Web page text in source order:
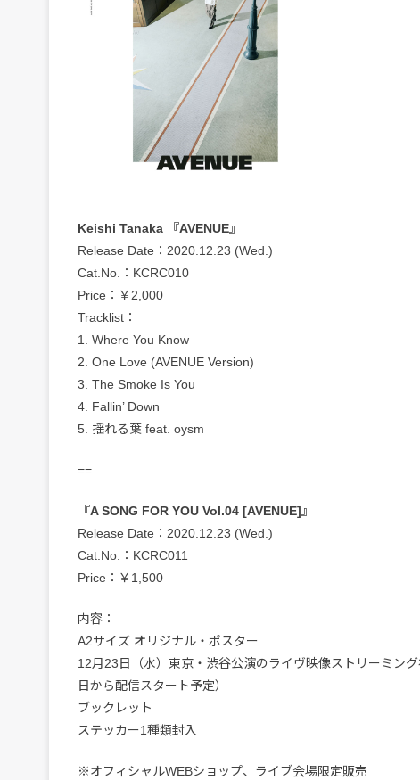
Keishi Tanaka 『AVENUE』
Release Date：2020.12.23 (Wed.)
Cat.No.：KCRC010
Price：￥2,000
Tracklist：
1. Where You Know
2. One Love (AVENUE Version)
3. The Smoke Is You
4. Fallin’ Down
5. 揺れる葉 feat. oysm
==
『A SONG FOR YOU Vol.04 [AVENUE]』
Release Date：2020.12.23 (Wed.)
Cat.No.：KCRC011
Price：￥1,500
内容：
A2サイズ オリジナル・ポスター
12月23日（水）東京・渋谷公演のライヴ映像ストリーミン
日から配信スタート予定）
ブックレット
ステッカー1種類封入
※オフィシャルWEBショップ、ライブ会場限定販売